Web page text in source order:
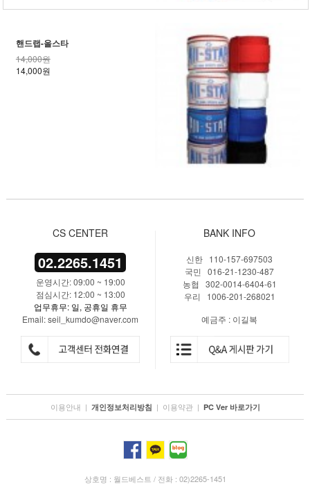
핸드랩-올스타
14,000원
14,000원
CS CENTER
02.2265.1451
운영시간: 09:00 ~ 19:00
점심시간: 12:00 ~ 13:00
업무휴무: 일, 공휴일 휴무
Email: seil_kumdo@naver.com
BANK INFO
신한 110-157-697503
국민 016-21-1230-487
농협 302-0014-6404-61
우리 1006-201-268021
예금주 : 이길복
이용안내 | 개인정보처리방침 | 이용약관 | PC Ver 바로가기
상호명 : 월드베스트 / 전화 : 02)2265-1451